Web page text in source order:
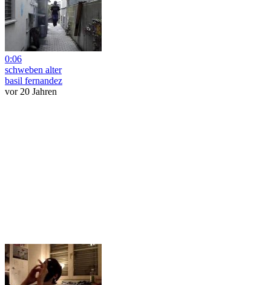
0:06
schweben alter
basil fernandez
vor 20 Jahren